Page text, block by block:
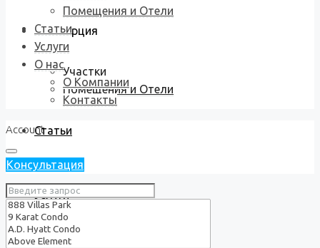
Коммерция
Участки
Помещения и Отели
Статьи
Услуги
Помещения и Отели
Статьи
Услуги
О нас
О Компании
Контакты
Account
Консультация